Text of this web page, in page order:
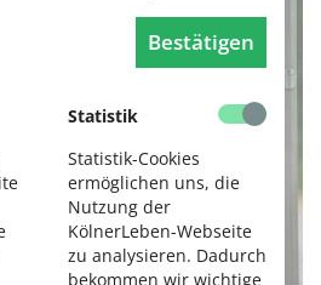
Bestätigen
Statistik
Statistik-Cookies
ermöglichen uns, die
Nutzung der
KölnerLeben-Webseite
zu analysieren. Dadurch
bekommen wir wichtige